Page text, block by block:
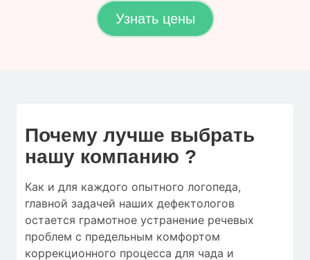
Узнать цены
Почему лучше выбрать
нашу компанию ?
Как и для каждого опытного логопеда,
главной задачей наших дефектологов
остается грамотное устранение речевых
проблем с предельным комфортом
коррекционного процесса для чада и